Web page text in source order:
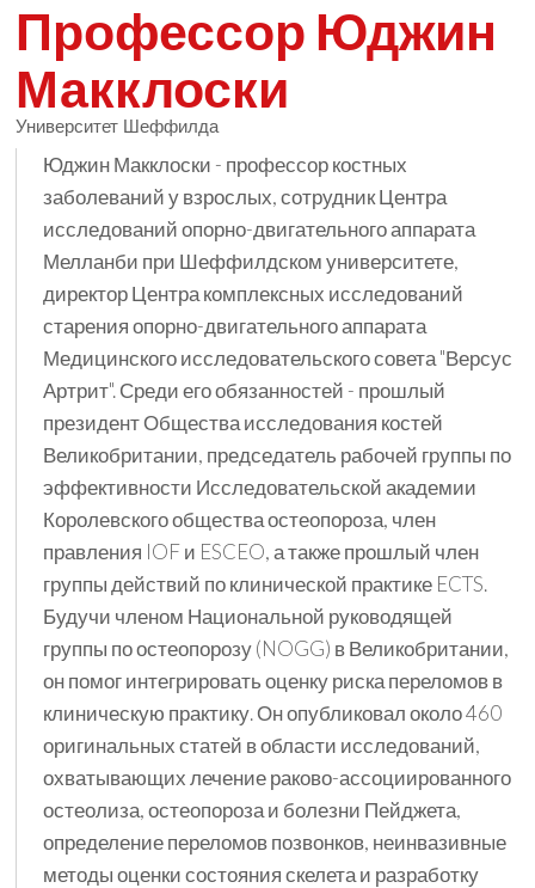
Профессор Юджин
Макклоски
Университет Шеффилда
Юджин Макклоски - профессор костных
заболеваний у взрослых, сотрудник Центра
исследований опорно-двигательного аппарата
Мелланби при Шеффилдском университете,
директор Центра комплексных исследований
старения опорно-двигательного аппарата
Медицинского исследовательского совета "Версус
Артрит". Среди его обязанностей - прошлый
президент Общества исследования костей
Великобритании, председатель рабочей группы по
эффективности Исследовательской академии
Королевского общества остеопороза, член
правления IOF и ESCEO, а также прошлый член
группы действий по клинической практике ECTS.
Будучи членом Национальной руководящей
группы по остеопорозу (NOGG) в Великобритании,
он помог интегрировать оценку риска переломов в
клиническую практику. Он опубликовал около 460
оригинальных статей в области исследований,
охватывающих лечение раково-ассоциированного
остеолиза, остеопороза и болезни Пейджета,
определение переломов позвонков, неинвазивные
методы оценки состояния скелета и разработку